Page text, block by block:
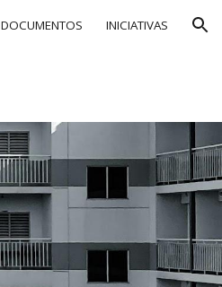
DOCUMENTOS INICIATIVAS